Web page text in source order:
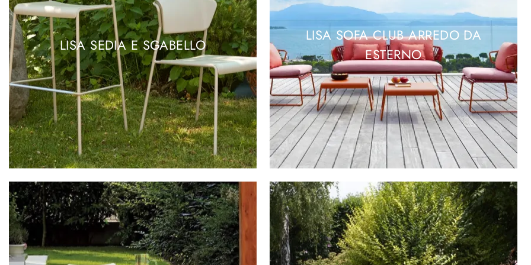
LISA SEDIA E SGABELLO
LISA SOFA CLUB ARREDO DA
ESTERNO